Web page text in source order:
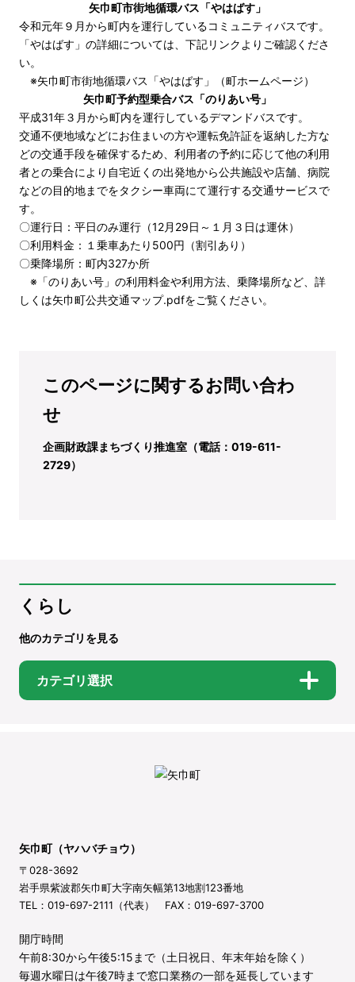
矢巾町市街地循環バス「やはばす」
令和元年９月から町内を運行しているコミュニティバスです。
「やはばす」の詳細については、下記リンクよりご確認くださ
い。
※矢巾町市街地循環バス「やはばす」（町ホームページ）
矢巾町予約型乗合バス「のりあい号」
平成31年３月から町内を運行しているデマンドバスです。
交通不便地域などにお住まいの方や運転免許証を返納した方な
どの交通手段を確保するため、利用者の予約に応じて他の利用
者との乗合により自宅近くの出発地から公共施設や店舗、病院
などの目的地までをタクシー車両にて運行する交通サービスで
す。
〇運行日：平日のみ運行（12月29日～１月３日は運休）
〇利用料金：１乗車あたり500円（割引あり）
〇乗降場所：町内327か所
※「のりあい号」の利用料金や利用方法、乗降場所など、詳
しくは矢巾町公共交通マップ.pdfをご覧ください。
このページに関するお問い合わ
せ
企画財政課まちづくり推進室（電話：019-611-
2729）
くらし
他のカテゴリを見る
カテゴリ選択
矢巾町（ヤハバチョウ）
〒028-3692
岩手県紫波郡矢巾町大字南矢幅第13地割123番地
TEL：019-697-2111（代表） FAX：019-697-3700
開庁時間
午前8:30から午後5:15まで（土日祝日、年末年始を除く）
毎週水曜日は午後7時まで窓口業務の一部を延長しています